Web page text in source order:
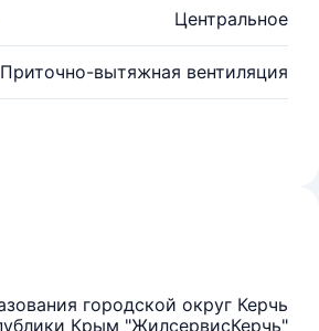
Центральное
Приточно-вытяжная вентиляция
городской округ Керчь
Крым "ЖилсервисКерчь"